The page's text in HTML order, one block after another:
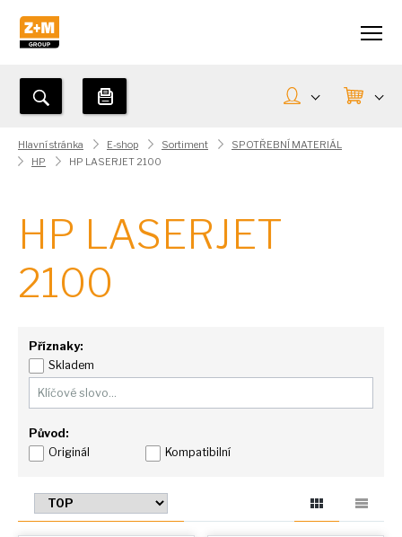
Hlavní stránka E-shop Sortiment
SPOTŘEBNÍ MATERIÁL
HP
HP LASERJET 2100
HP LASERJET
2100
Příznaky:
Skladem
Původ:
Originál
Kompatibilní